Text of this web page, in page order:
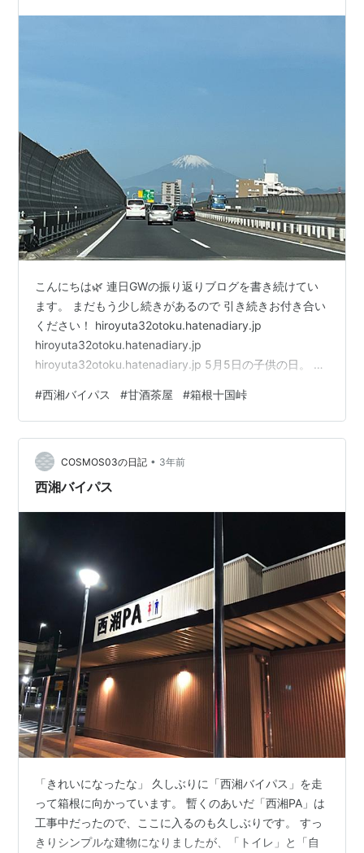
こんにちは🌿 連日GWの振り返りブログを書き続けてい
ます。 まだもう少し続きがあるので 引き続きお付き合い
ください！ hiroyuta32otoku.hatenadiary.jp
hiroyuta32otoku.hatenadiary.jp
hiroyuta32otoku.hatenadiary.jp 5月5日の子供の日。 朝
夫婦で早朝から出かけることに。 5日ならまだ渋滞はし
ないのでは？ ということで箱根方面へ出かけることに。
7時頃家を出発したところ 渋滞情報で混んでいるところ
はナシ！ ということでまずは 西湘バイパスで寄り道。
201…
#西湘バイパス #甘酒茶屋 #箱根十国峠
COSMOS03の日記 • 3年前
西湘バイパス
「きれいになったな」 久しぶりに「西湘バイパス」を走
って箱根に向かっています。 暫くのあいだ「西湘PA」は
工事中だったので、ここに入るのも久しぶりです。 すっ
きりシンプルな建物になりましたが、「トイレ」と「自